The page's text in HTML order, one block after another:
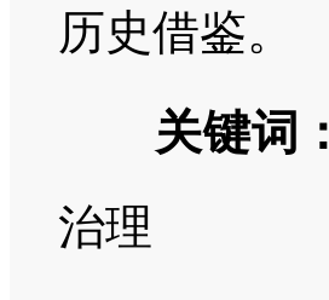
历史借鉴。
关键词：
治理